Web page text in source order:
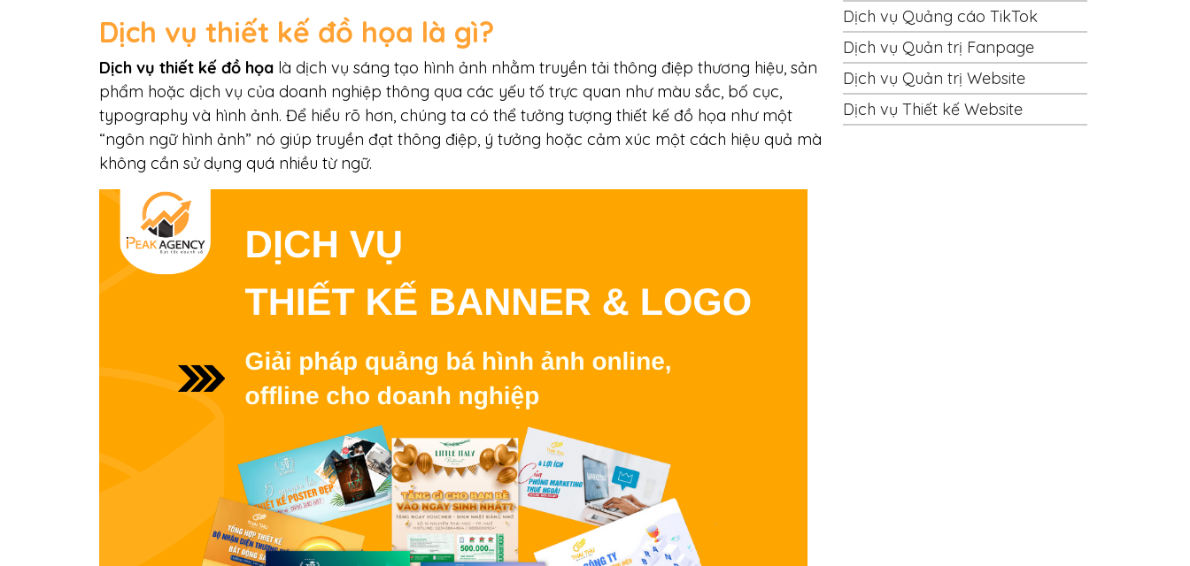
Dịch vụ thiết kế đồ họa là gì?
Dịch vụ thiết kế đồ họa là dịch vụ sáng tạo hình ảnh nhằm truyền tải thông điệp thương hiệu, sản
phẩm hoặc dịch vụ của doanh nghiệp thông qua các yếu tố trực quan như màu sắc, bố cục,
typography và hình ảnh. Để hiểu rõ hơn, chúng ta có thể tưởng tượng thiết kế đồ họa như một
“ngôn ngữ hình ảnh” nó giúp truyền đạt thông điệp, ý tưởng hoặc cảm xúc một cách hiệu quả mà
không cần sử dụng quá nhiều từ ngữ.
Dịch vụ Quảng cáo TikTok
Dịch vụ Quản trị Fanpage
Dịch vụ Quản trị Website
Dịch vụ Thiết kế Website